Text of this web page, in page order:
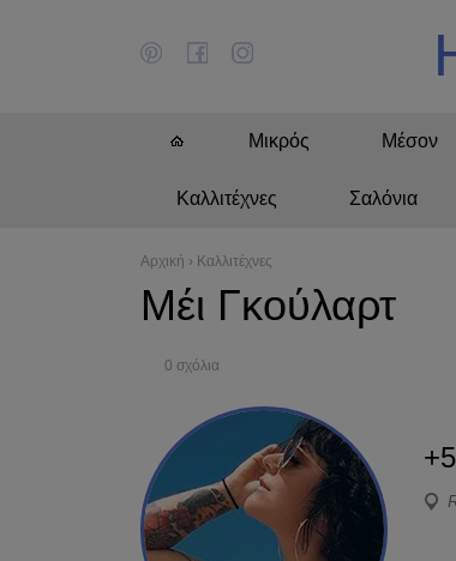
Μικρός Μέσον
Καλλιτέχνες Σαλόνια
Αρχική › Καλλιτέχνες
Μέι Γκούλαρτ
0 σχόλια